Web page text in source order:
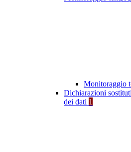
Monitoraggio
Dichiarazioni
dei dati 1